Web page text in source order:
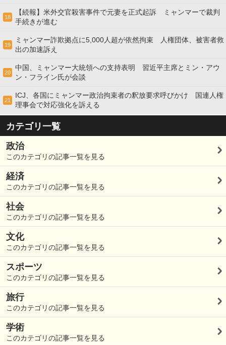
18
【続報】米外交官殺害事件で元妻を正式起訴 ミャンマーで裁判
手続きが進む
19
ミャンマー詐欺拠点に5,000人超が依然拘束 人権団体、被害者救
出の加速訴え
20
中国、ミャンマー大統領への支持表明 習近平主席とミン・アウ
ン・フライン氏が会談
21
ICJ、各国にミャンマー政治拘束者の釈放要求呼びかけ 国連人権
理事会で対応強化を訴える
カテゴリ一覧
政治
このカテゴリの記事一覧を見る
経済
このカテゴリの記事一覧を見る
社会
このカテゴリの記事一覧を見る
文化
このカテゴリの記事一覧を見る
スポーツ
このカテゴリの記事一覧を見る
旅行
このカテゴリの記事一覧を見る
学術
このカテゴリの記事一覧を見る